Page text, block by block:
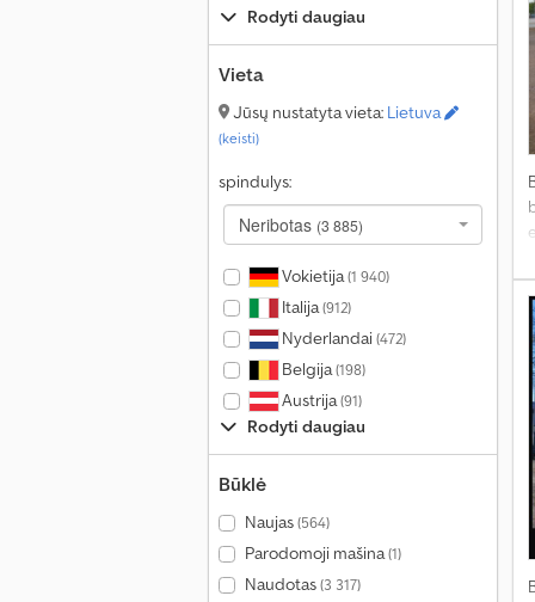
Rodyti daugiau
Vieta
Jūsų nustatyta vieta: Lietuva
(keisti)
spindulys:
Neribotas (3 885)
Vokietija(1 940)
Italija(912)
Nyderlandai(472)
Belgija(198)
Austrija(91)
Rodyti daugiau
Būklė
Naujas(564)
Parodomoji mašina(1)
Naudotas(3 317)